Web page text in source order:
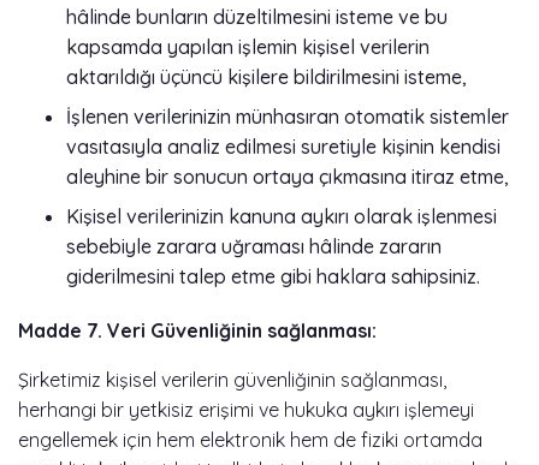
hâlinde bunların düzeltilmesini isteme ve bu
kapsamda yapılan işlemin kişisel verilerin
aktarıldığı üçüncü kişilere bildirilmesini isteme,
İşlenen verilerinizin münhasıran otomatik sistemler
vasıtasıyla analiz edilmesi suretiyle kişinin kendisi
aleyhine bir sonucun ortaya çıkmasına itiraz etme,
Kişisel verilerinizin kanuna aykırı olarak işlenmesi
sebebiyle zarara uğraması hâlinde zararın
giderilmesini talep etme gibi haklara sahipsiniz.
Madde 7. Veri Güvenliğinin sağlanması:
Şirketimiz kişisel verilerin güvenliğinin sağlanması,
herhangi bir yetkisiz erişimi ve hukuka aykırı işlemeyi
engellemek için hem elektronik hem de fiziki ortamda